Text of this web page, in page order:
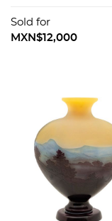
y policromada. 2
piezas
Sold for
MXN$12,000